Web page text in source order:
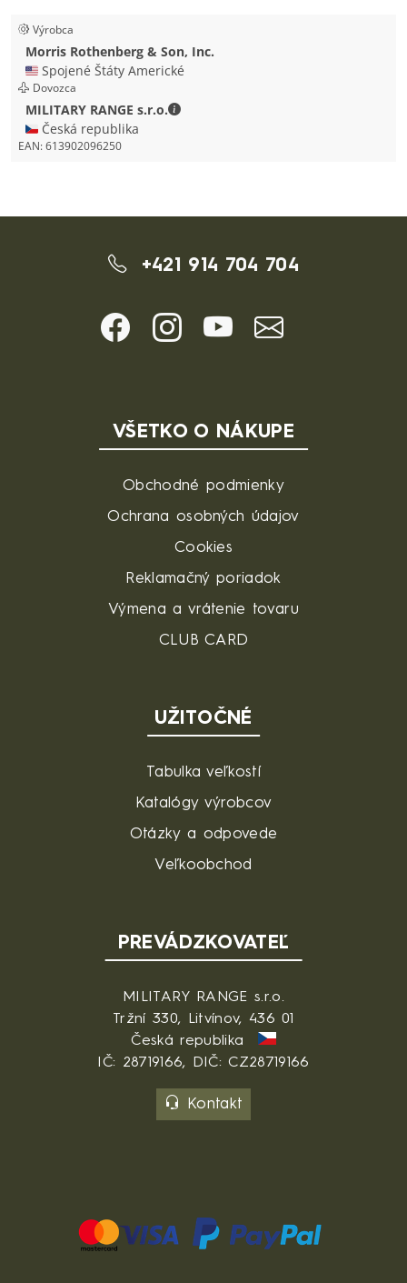
Výrobca
Morris Rothenberg & Son, Inc.
🇺🇸 Spojené Štáty Americké
Dovozca
MILITARY RANGE s.r.o.
MILITARY RANGE s.r.o. - Kontaktné
🇨🇿 Česká republika
EAN:613902096250
+421 914 704 704
VŠETKO O NÁKUPE
Obchodné podmienky
Ochrana osobných údajov
Cookies
Reklamačný poriadok
Výmena a vrátenie tovaru
CLUB CARD
UŽITOČNÉ
Tabulka veľkostí
Katalógy výrobcov
Otázky a odpovede
Veľkoobchod
PREVÁDZKOVATEĽ
MILITARY RANGE s.r.o.
Tržní 330, Litvínov, 436 01
Česká republika
IČ: 28719166, DIČ: CZ28719166
Kontakt